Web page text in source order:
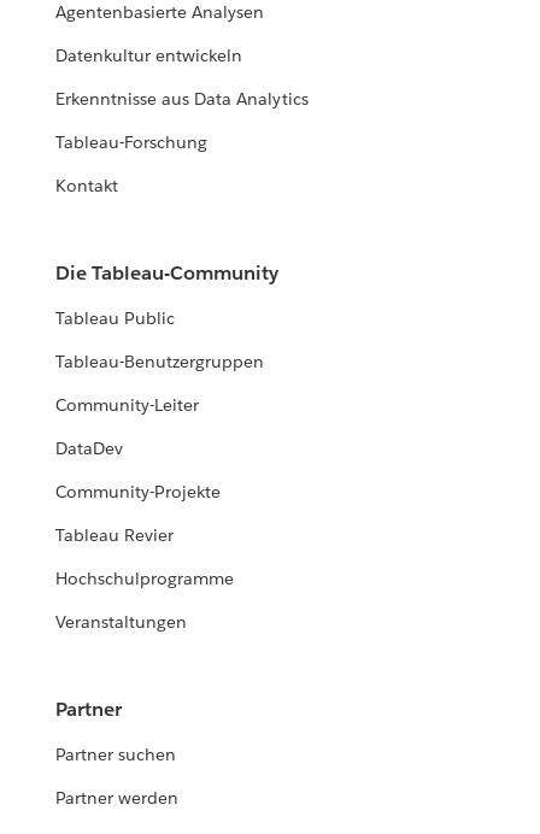
Agentenbasierte Analysen
Datenkultur entwickeln
Erkenntnisse aus Data Analytics
Tableau-Forschung
Kontakt
Die Tableau-Community
Tableau Public
Tableau-Benutzergruppen
Community-Leiter
DataDev
Community-Projekte
Tableau Revier
Hochschulprogramme
Veranstaltungen
Partner
Partner suchen
Partner werden